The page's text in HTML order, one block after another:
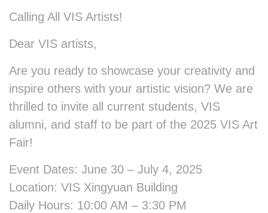
Calling All VIS Artists!
Dear VIS artists,
Are you ready to showcase your creativity and
inspire others with your artistic vision? We are
thrilled to invite all current students, VIS
alumni, and staff to be part of the 2025 VIS Art
Fair!
Event Dates: June 30 – July 4, 2025
Location: VIS Xingyuan Building
Daily Hours: 10:00 AM – 3:30 PM